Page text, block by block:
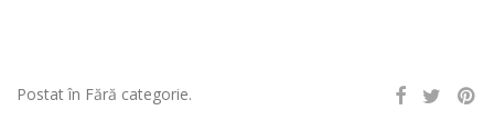
Postat în Fără categorie.